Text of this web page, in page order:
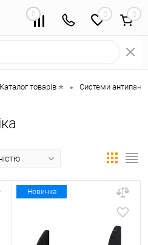
0 0
Каталог товарів ⭐ • Системи
Новинка